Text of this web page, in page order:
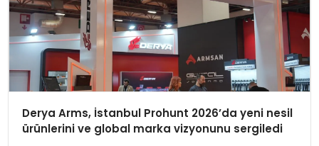
Derya Arms, İstanbul Prohunt 2026’da yeni nesil
ürünlerini ve global marka vizyonunu sergiledi